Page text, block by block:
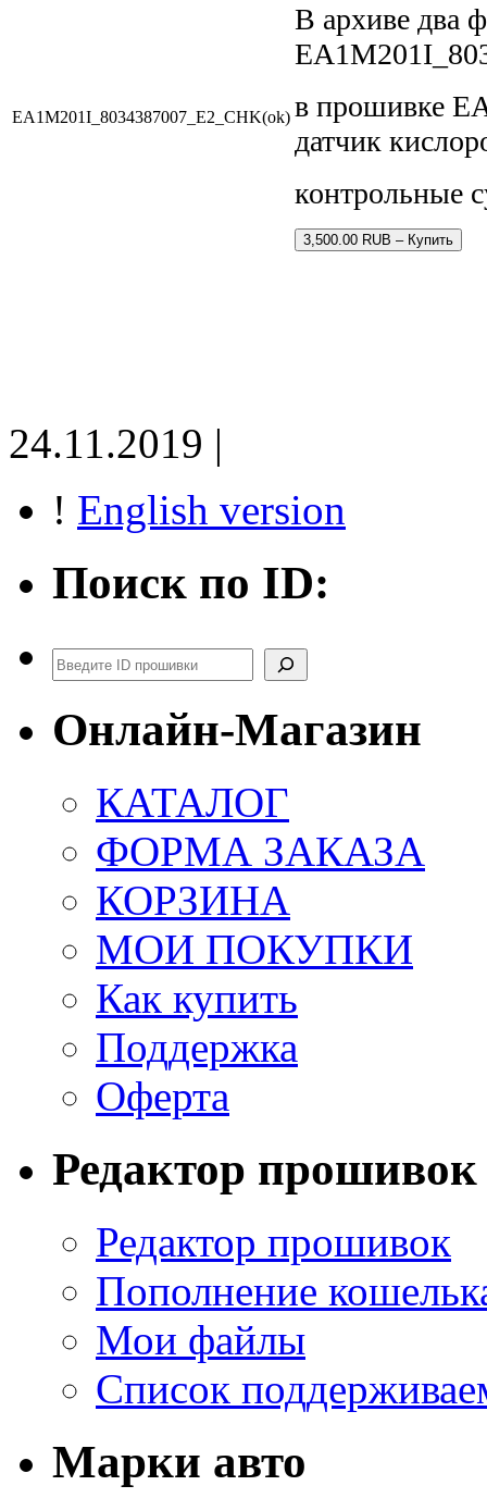
EA1M201I_8034387007_E2_CHK(ok)
В архиве два
в прошивке
датчик
контрольные
3,500.00 RUB – Купить
24.11.2019 |
! English version
Поиск по ID:
Поиск
Онлайн-Магазин
КАТАЛОГ
ФОРМА ЗАКАЗА
КОРЗИНА
МОИ ПОКУПКИ
Как купить
Поддержка
Оферта
Редактор прошивок
Редактор прошивок
Пополнение
Мои файлы
Список
Марки авто